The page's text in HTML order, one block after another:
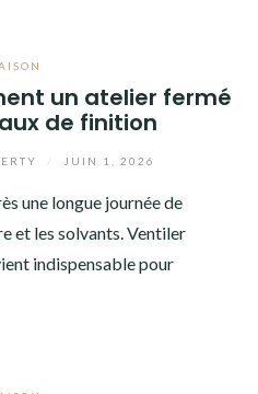
un atelier fermé
de finition
JUIN 1, 2026
une longue journée de
et les solvants. Ventiler
indispensable pour